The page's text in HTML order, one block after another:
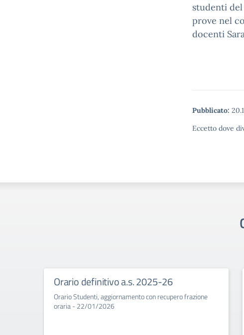
studenti del
prove nel
docenti
Pubblicato:
Eccetto dove
Orario definitivo a.s. 2025-26
Orario Studenti, aggiornamento con recupero frazione
oraria - 22/01/2026